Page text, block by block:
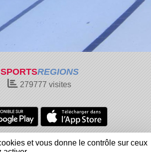
SPORTSREGIONS
279777 visites
Gestion des cookies
et vous donne le contrôle sur ceux